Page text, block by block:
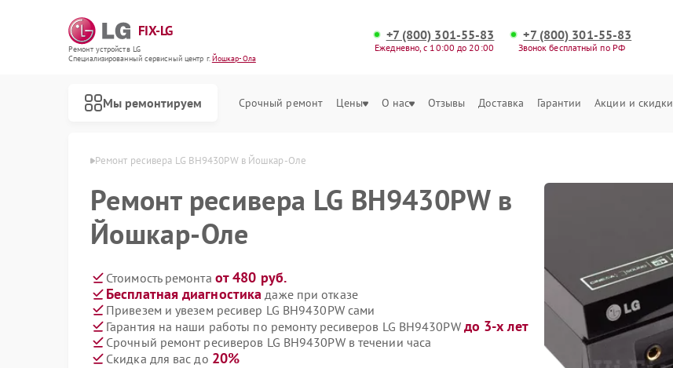
FIX-LG
Ремонт устройств LG
Специализированный cервисный центр г.Йошкар-Ола
+7 (800) 301-55-83
Ежедневно, с 10:00 до 20:00
+7 (800) 301-55-83
Звонок бесплатный по РФ
Мы ремонтируем Срочный ремонт Цены О нас Отзывы Доставка Гарантии Акции и скидки
Ремонт ресивера LG BH9430PW в Йошкар-Оле
Ремонт ресивера LG BH9430PW в
Йошкар-Оле
Стоимость ремонта от 480 руб.
Бесплатная диагностика даже при отказе
Привезем и увезем ресивер LG BH9430PW сами
Гарантия на наши работы по ремонту ресиверов LG BH9430PW до 3-х лет
Срочный ремонт ресиверов LG BH9430PW в течении часа
Скидка для вас до 20%